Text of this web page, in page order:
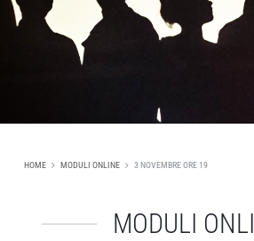
HOME MODULI ONLINE 3 NOVEMBRE ORE 19
MODULI